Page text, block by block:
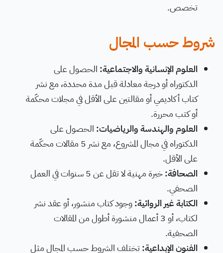
تخصص.
شروط حسب المجال
العلوم الإنسانية والاجتماعية: الحصول على
الدكتوراه أو درجة معادلة قبل مدة محددة، مع نشر
كتاب أكاديمي أو مقالتين على الأقل في مجلات محكّمة
أو كتب محررة.
العلوم والهندسة والرياضيات: الحصول على
الدكتوراه في مجال المشروع، مع نشر 5 مقالات محكّمة
على الأقل.
الصحافة:
خبرة مهنية لا تقل عن 5 سنوات في العمل
الصحفي.
الكتابة غير الروائية:وجود كتاب منشور، أو عقد نشر
لكتاب، أو 3 أعمال منشورة أطول من المقالات
الصحفية.
الفنون الإبداعية:تختلف الشروط حسب المجال مثل